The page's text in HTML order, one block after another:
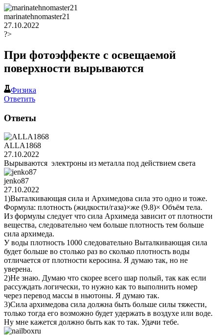
marinatehnomaster21
27.10.2022
?>
При фотоэффекте с освещаемой
поверхности вырываются
Физика
Ответить
Ответы
ALLA1868
27.10.2022
Вырываются электроны из металла под действием света
jenko87
27.10.2022
1)Выталкивающая сила и Архимедова сила это одно и тоже.
Формула: плотность (жидкости/газа)×же (9.8)× Объём тела.
Из формулы следует что сила Архимеда зависит от плотности
вещества, следовательно чем больше плотность тем больше
сила архимеда.
У воды плотность 1000 следовательно Выталкивающая сила
будет больше во столько раз во сколько плотность воды
отличается от плотности керосина. Я думаю так, но не
уверена.
2)Не знаю. Думаю что скорее всего шар полый, так как если
рассуждать логически, то нужно как то выполнить номер
через перевод массы в ньютоны. Я думаю так.
3)Сила архимедова сила должна быть больше силы тяжести,
только тогда его возможно будет удержать в воздухе или воде.
Ну мне кажется должно быть как то так. Удачи тебе.